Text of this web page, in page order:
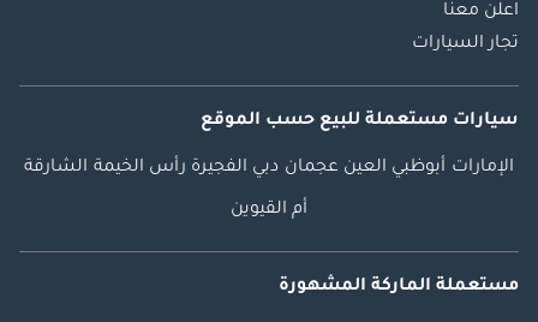
اعلن معنا
تجار السيارات
سيارات مستعملة للبيع حسب الموقع
الإمارات أبوظبي العين عجمان دبي الفجيرة رأس الخيمة الشارقة
أم القيوين
مستعملة الماركة المشهورة